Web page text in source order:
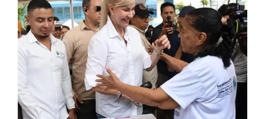
Competitividad
Turística
en
Colombia»